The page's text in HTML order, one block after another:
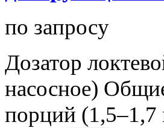
по запросу
Дозатор
насосное)
порций